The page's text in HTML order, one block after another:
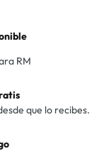
RM
que lo recibes.